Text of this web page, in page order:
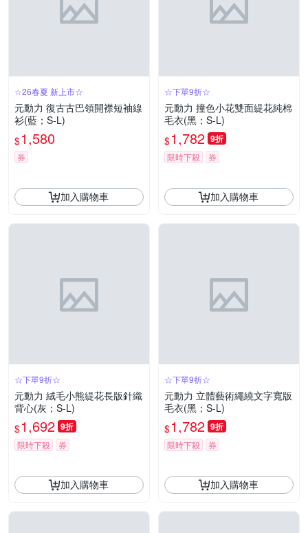
☆26春夏 新上市☆
元動力 復古古巴領開襟短袖線
衫(藍；S-L)
$1,580
券
加入購物車
☆下單9折☆
元動力 撞色小花雙面緹花純棉
毛衣(黑；S-L)
$1,782 9折
限時下殺 券
加入購物車
☆下單9折☆
元動力 絨毛小熊緹花長版針織
背心(灰；S-L)
$1,692 9折
限時下殺 券
加入購物車
☆下單9折☆
元動力 立體藝術繩繞文字寬版
毛衣(黑；S-L)
$1,782 9折
限時下殺 券
加入購物車